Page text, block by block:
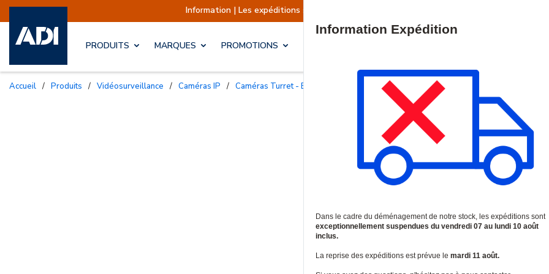
Information | Les expéditions sont actuellement suspendues Reprise prévue
PRODUITS MARQUES PROMOTIONS
Accueil / Produits / Vidéosurveillance / Caméras IP / Caméras Turret - Eyeball